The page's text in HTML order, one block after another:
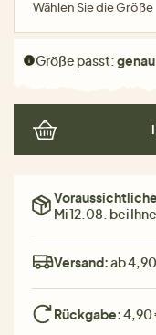
Wählen Sie die Größe
Größe passt:
Mi 12.08. bei
Versand:ab
Rückgabe:4,90